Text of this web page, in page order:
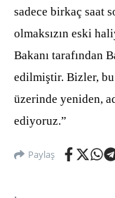
sadece birkaç saat
olmaksızın eski
Bakanı tarafından
edilmiştir. Bizler,
üzerinde yeniden,
ediyoruz.”
Paylaş